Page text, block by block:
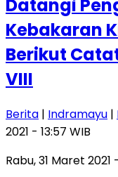
Datangi
Kebakaran
Berikut
VIII
Berita | Indramayu |
2021 - 13:57 WIB
Rabu, 31 Maret 2021